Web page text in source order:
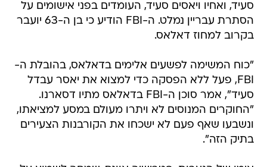
סעיד, ואחיו ויאסים סעיד, העומדים בפני אישומים על
הסתרת עבריין נמלט. ה-FBI הודיע כי בן ה-63 יועבר
בקרוב למחוז דאלאס.
"כוח המשימה לפשעים אלימים בדאלאס, בהובלת ה-
FBI, פעל ללא הפסקה כדי למצוא את יאסר עבדל
סעיד", אמר סוכן ה-FBI בדאלאס מתיו דסארנו.
"החוקרים המנוסים לא ויתרו מעולם במסע למציאתו,
ונשבעו שאף פעם לא ישכחו את הקורבנות הצעירים
בתיק הזה".